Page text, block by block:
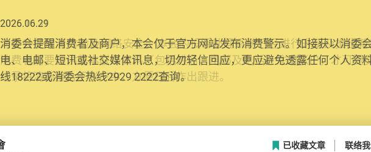
2025.10.31
为提升使用者体验及网络安全，本会的投诉处理系统已经进行升级及推出
消费者需要提供基本联络资料（包括姓名、电邮及电话）注册帐户，才可提
纪录将清晰整合于帐户中，方便日后作出跟进。
已收藏文章 联络